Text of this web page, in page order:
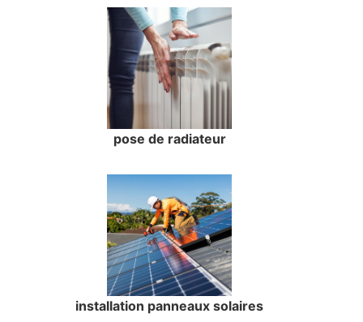
pose de radiateur
installation panneaux solaires